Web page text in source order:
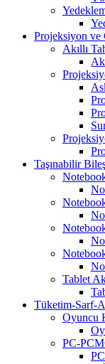
Projeksiyon ve
Akıllı
Taşınabilir
Tablet
Tüketim-Sarf-
Oyuncu
PC-